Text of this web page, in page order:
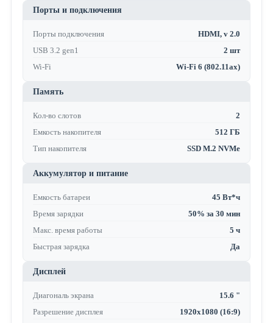
Порты и подключения
Порты подключения
HDMI, v 2.0
USB 3.2 gen1
2 шт
Wi-Fi
Wi-Fi 6 (802.11ax)
Память
Кол-во слотов
2
Емкость накопителя
512 ГБ
Тип накопителя
SSD M.2 NVMe
Аккумулятор и питание
Емкость батареи
45 Вт*ч
Время зарядки
50% за 30 мин
Макс. время работы
5 ч
Быстрая зарядка
Да
Дисплей
Диагональ экрана
15.6 "
Разрешение дисплея
1920x1080 (16:9)